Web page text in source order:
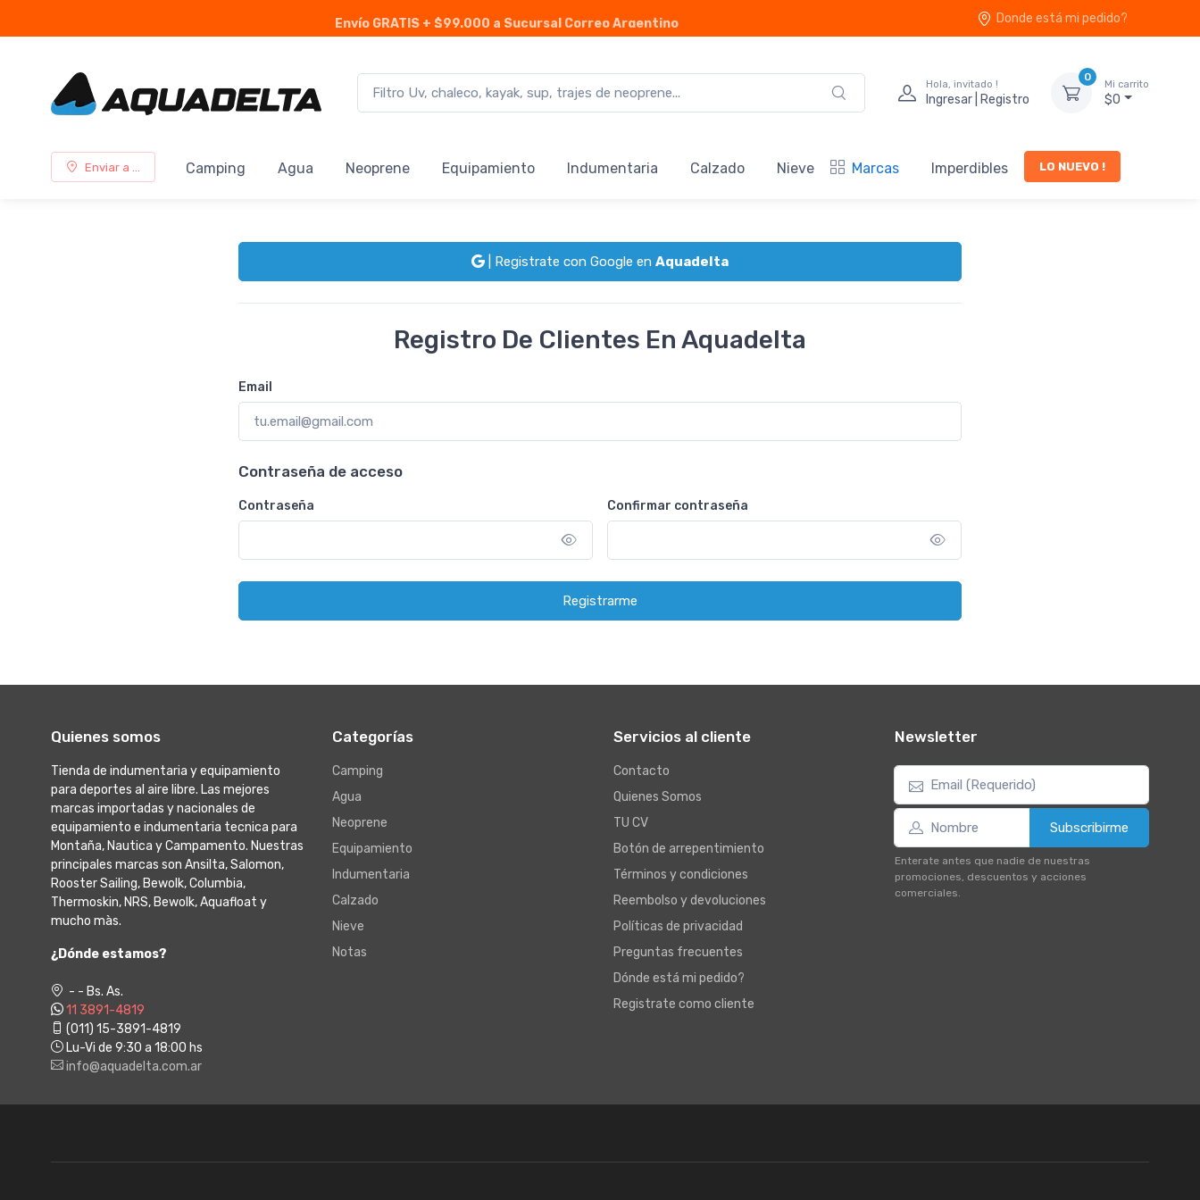
Envío GRATIS + $99.000 a Sucursal Correo Argentino Donde está mi pedido?
Hola, invitado !
Ingresar | Registro
0
Mi carrito
$0
Enviar a ... Camping Agua Neoprene Equipamiento Indumentaria Calzado Nieve Marcas Imperdibles LO NUEVO !
| Registrate con Google en Aquadelta
Registro De Clientes En Aquadelta
Email
Contraseña de acceso
Contraseña Confirmar contraseña
Registrarme
Quienes somos
Tienda de indumentaria y equipamiento
para deportes al aire libre. Las mejores
marcas importadas y nacionales de
equipamiento e indumentaria tecnica para
Montaña, Nautica y Campamento. Nuestras
principales marcas son Ansilta, Salomon,
Rooster Sailing, Bewolk, Columbia,
Thermoskin, NRS, Bewolk, Aquafloat y
mucho màs.
¿Dónde estamos?
- - Bs. As.
11 3891-4819
(011) 15-3891-4819
Lu-Vi de 9:30 a 18:00 hs
info@aquadelta.com.ar
Categorías
Camping
Agua
Neoprene
Equipamiento
Indumentaria
Calzado
Nieve
Notas
Servicios al cliente
Contacto
Quienes Somos
TU CV
Botón de arrepentimiento
Términos y condiciones
Reembolso y devoluciones
Políticas de privacidad
Preguntas frecuentes
Dónde está mi pedido?
Registrate como cliente
Newsletter
Subscribirme
Enterate antes que nadie de nuestras
promociones, descuentos y acciones
comerciales.